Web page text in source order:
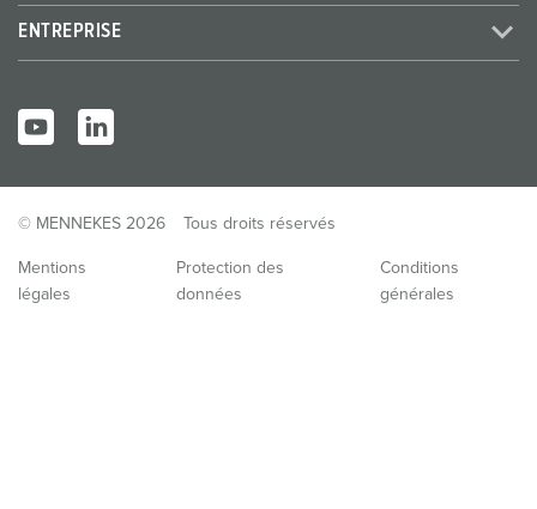
ENTREPRISE
© MENNEKES 2026 Tous droits réservés
Mentions
légales
Protection des
données
Conditions
générales